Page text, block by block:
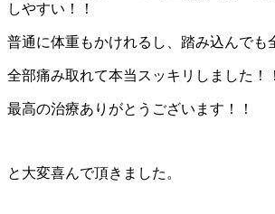
しやすい！！
普通に体重もかけれるし、踏み込んでも
全部痛み取れて本当スッキリしました！！
最高の治療ありがとうございます！！
と大変喜んで頂きました。